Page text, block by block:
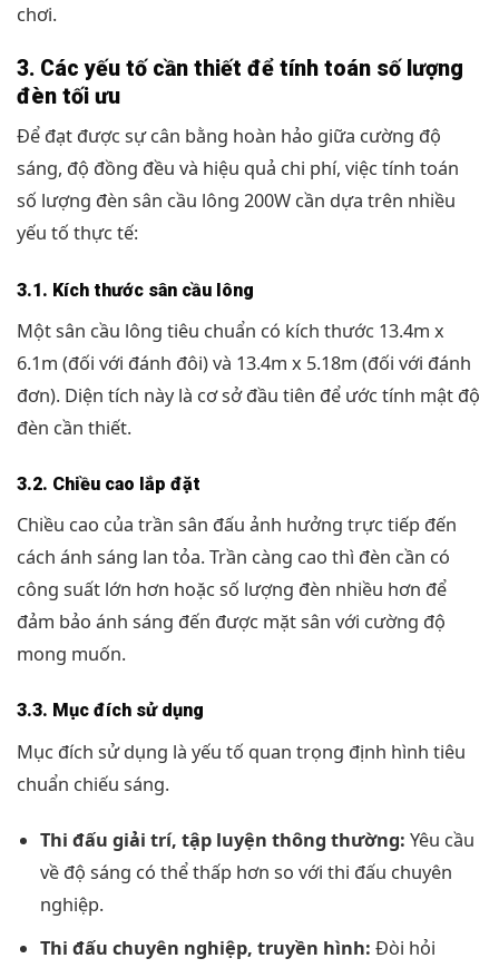
chơi.
3. Các yếu tố cần thiết để tính toán số lượng
đèn tối ưu
Để đạt được sự cân bằng hoàn hảo giữa cường độ
sáng, độ đồng đều và hiệu quả chi phí, việc tính toán
số lượng đèn sân cầu lông 200W cần dựa trên nhiều
yếu tố thực tế:
3.1. Kích thước sân cầu lông
Một sân cầu lông tiêu chuẩn có kích thước 13.4m x
6.1m (đối với đánh đôi) và 13.4m x 5.18m (đối với đánh
đơn). Diện tích này là cơ sở đầu tiên để ước tính mật độ
đèn cần thiết.
3.2. Chiều cao lắp đặt
Chiều cao của trần sân đấu ảnh hưởng trực tiếp đến
cách ánh sáng lan tỏa. Trần càng cao thì đèn cần có
công suất lớn hơn hoặc số lượng đèn nhiều hơn để
đảm bảo ánh sáng đến được mặt sân với cường độ
mong muốn.
3.3. Mục đích sử dụng
Mục đích sử dụng là yếu tố quan trọng định hình tiêu
chuẩn chiếu sáng.
Thi đấu giải trí, tập luyện thông thường: Yêu cầu
về độ sáng có thể thấp hơn so với thi đấu chuyên
nghiệp.
Thi đấu chuyên nghiệp, truyền hình: Đòi hỏi